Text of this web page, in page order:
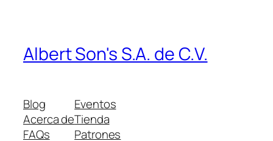
Albert Son's S.A. de C.V.
Blog
Acerca de
FAQs
Eventos
Tienda
Patrones